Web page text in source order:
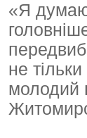
«Я
не
молодий